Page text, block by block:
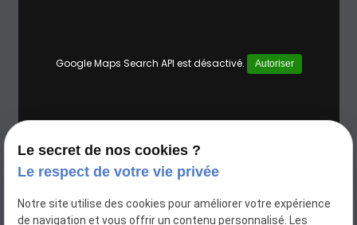
Google Maps Search API est désactivé. Autoriser
Le secret de nos cookies ?
Le respect de votre vie privée
Notre site utilise des cookies pour améliorer votre expérience
de navigation et vous offrir un contenu personnalisé. Les